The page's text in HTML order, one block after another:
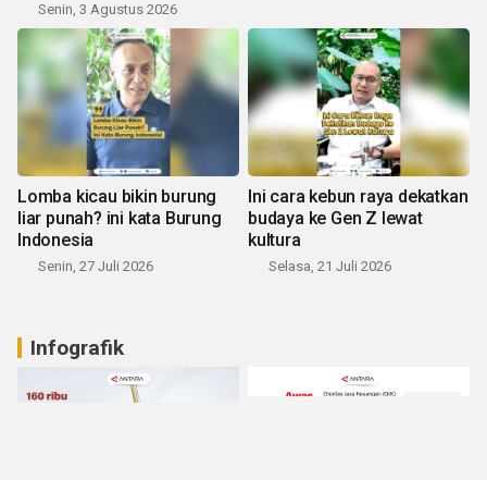
Senin, 3 Agustus 2026
Lomba kicau bikin burung
liar punah? ini kata Burung
Indonesia
Senin, 27 Juli 2026
Ini cara kebun raya dekatkan
budaya ke Gen Z lewat
kultura
Selasa, 21 Juli 2026
Infografik